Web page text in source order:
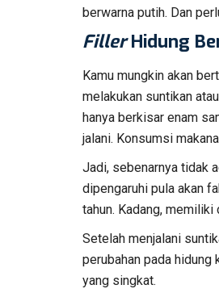
berwarna putih. Dan
FillerHidung
Kamu mungkin akan
melakukan suntikan
hanya berkisar enam
jalani. Konsumsi
Jadi, sebenarnya tidak
dipengaruhi pula akan
tahun. Kadang, memiliki
Setelah menjalani
perubahan pada hidung
yang singkat.